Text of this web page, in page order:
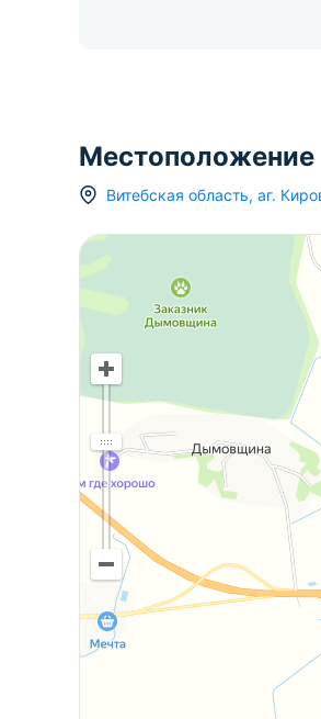
Местоположение
Витебская область, аг.